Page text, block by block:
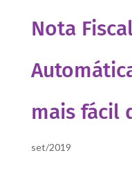
Nota
mais fácil
set/2019